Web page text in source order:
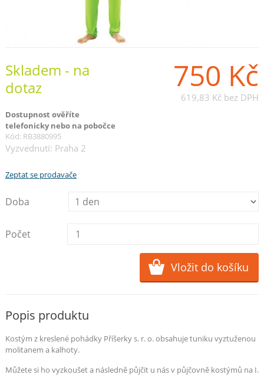
750 Kč
619,83 Kč bez DPH
Skladem - na
dotaz
Dostupnost ověříte
telefonicky nebo na pobočce
Kód: RB3880995
Vyzvednutí: Praha 2
Zeptat se prodavače
Doba
Počet
Popis produktu
Kostým z kreslené pohádky Příšerky s. r. o. obsahuje tuniku vyztuženou
molitanem a kalhoty.
Můžete si ho vyzkoušet a následně půjčit u nás v půjčovně kostýmů na I.